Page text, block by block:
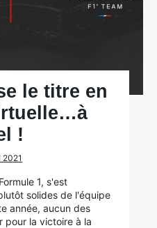
le titre en
!
2021
1, s'est
solides de l'équipe
année, aucun des
pour la victoire à la